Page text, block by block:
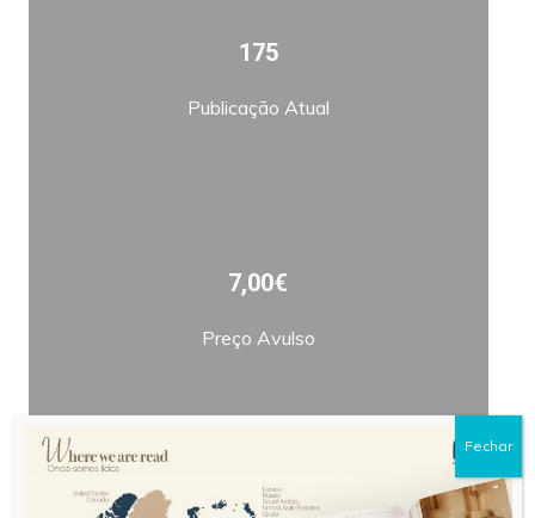
175
Publicação Atual
7,00€
Preço Avulso
Fechar